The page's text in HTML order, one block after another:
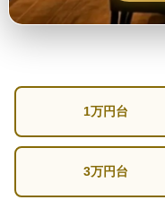
1万円台
3万円台